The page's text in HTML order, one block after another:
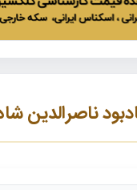
ناصرالدین